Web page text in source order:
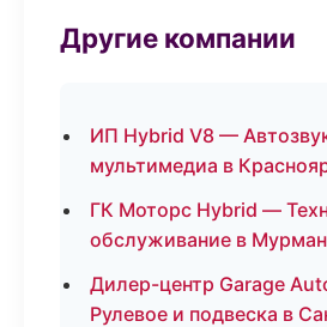
Другие компании
ИП Hybrid V8 —
мультимедиа в
ГК Моторс Hybrid —
обслуживание в
Дилер-центр Garage
Рулевое и подвеска в